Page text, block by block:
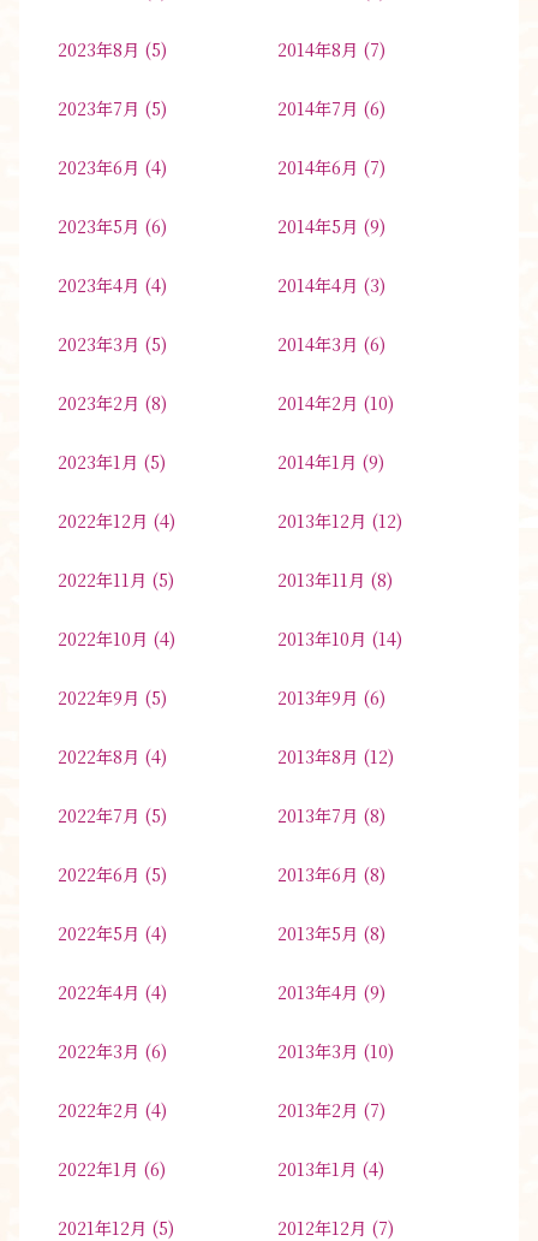
2023年8月 (5)
2023年7月 (5)
2023年6月 (4)
2023年5月 (6)
2023年4月 (4)
2023年3月 (5)
2023年2月 (8)
2023年1月 (5)
2022年12月 (4)
2022年11月 (5)
2022年10月 (4)
2022年9月 (5)
2022年8月 (4)
2022年7月 (5)
2022年6月 (5)
2022年5月 (4)
2022年4月 (4)
2022年3月 (6)
2022年2月 (4)
2022年1月 (6)
2021年12月 (5)
2014年8月 (7)
2014年7月 (6)
2014年6月 (7)
2014年5月 (9)
2014年4月 (3)
2014年3月 (6)
2014年2月 (10)
2014年1月 (9)
2013年12月 (12)
2013年11月 (8)
2013年10月 (14)
2013年9月 (6)
2013年8月 (12)
2013年7月 (8)
2013年6月 (8)
2013年5月 (8)
2013年4月 (9)
2013年3月 (10)
2013年2月 (7)
2013年1月 (4)
2012年12月 (7)